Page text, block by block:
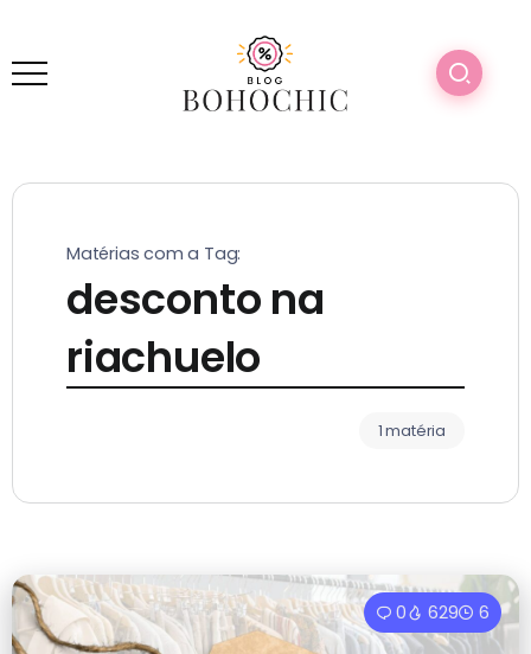
Matérias com a Tag:
desconto na
riachuelo
1 matéria
0 629 6